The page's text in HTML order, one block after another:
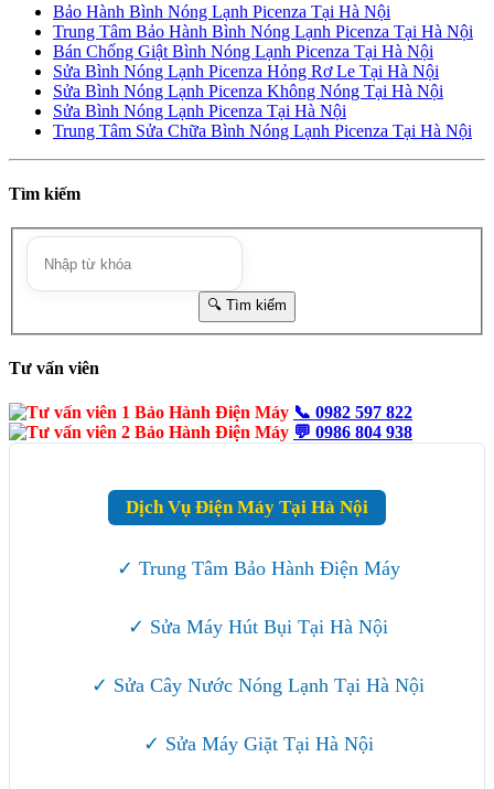
Bảo Hành Bình Nóng Lạnh Picenza Tại Hà Nội
Trung Tâm Bảo Hành Bình Nóng Lạnh Picenza Tại Hà Nội
Bán Chống Giật Bình Nóng Lạnh Picenza Tại Hà Nội
Sửa Bình Nóng Lạnh Picenza Hỏng Rơ Le Tại Hà Nội
Sửa Bình Nóng Lạnh Picenza Không Nóng Tại Hà Nội
Sửa Bình Nóng Lạnh Picenza Tại Hà Nội
Trung Tâm Sửa Chữa Bình Nóng Lạnh Picenza Tại Hà Nội
Tìm kiếm
Tư vấn viên
📞 0982 597 822
💬 0986 804 938
Dịch Vụ Điện Máy Tại Hà Nội
✓ Trung Tâm Bảo Hành Điện Máy
✓ Sửa Máy Hút Bụi Tại Hà Nội
✓ Sửa Cây Nước Nóng Lạnh Tại Hà Nội
✓ Sửa Máy Giặt Tại Hà Nội